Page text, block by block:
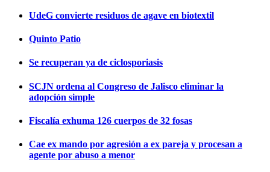
UdeG convierte residuos de agave en biotextil
Quinto Patio
Se recuperan ya de ciclosporiasis
SCJN ordena al Congreso de Jalisco eliminar la
adopción simple
Fiscalía exhuma 126 cuerpos de 32 fosas
Cae ex mando por agresión a ex pareja y procesan a
agente por abuso a menor